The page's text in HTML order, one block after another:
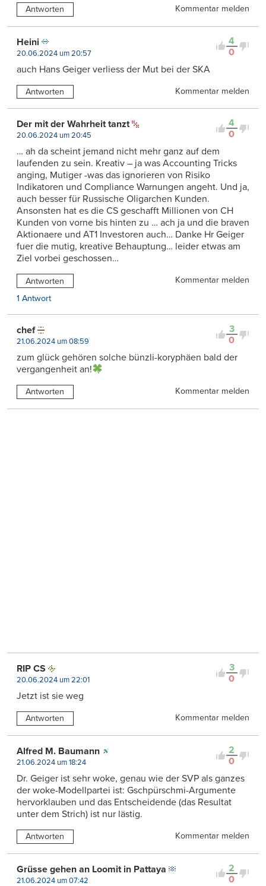
Antworten Kommentar melden
4
0
Heini
20.06.2024 um 20:57
auch Hans Geiger verliess der Mut bei der SKA
Antworten Kommentar melden
4
0
Der mit der Wahrheit tanzt
20.06.2024 um 20:45
… ah da scheint jemand nicht mehr ganz auf dem
laufenden zu sein. Kreativ – ja was Accounting Tricks
anging, Mutiger -was das ignorieren von Risiko
Indikatoren und Compliance Warnungen angeht. Und ja,
auch besser für Russische Oligarchen Kunden.
Ansonsten hat es die CS geschafft Millionen von CH
Kunden von vorne bis hinten zu … ach ja und die braven
Aktionaere und AT1 Investoren auch… Danke Hr Geiger
fuer die mutig, kreative Behauptung… leider etwas am
Ziel vorbei geschossen…
Antworten
Kommentar melden
1 Antwort
3
0
chef
21.06.2024 um 08:59
zum glück gehören solche bünzli-koryphäen bald der
vergangenheit an!
Antworten Kommentar melden
3
0
RIP CS
20.06.2024 um 22:01
Jetzt ist sie weg
Antworten Kommentar melden
2
0
Alfred M. Baumann
21.06.2024 um 18:24
Dr. Geiger ist sehr woke, genau wie der SVP als ganzes
der woke-Modellpartei ist: Gschpürschmi-Argumente
hervorklauben und das Entscheidende (das Resultat
unter dem Strich) ist nur lästig.
Antworten Kommentar melden
2
0
Grüsse gehen an Loomit in Pattaya
21.06.2024 um 07:42